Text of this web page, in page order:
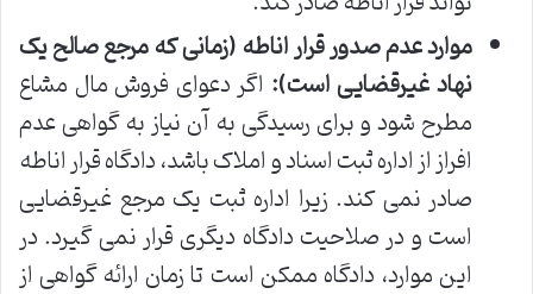
موارد عدم صدور قرار اناطه (زمانی که مرجع صالح یک
نهاد غیرقضایی است): اگر دعوای فروش مال مشاع
مطرح شود و برای رسیدگی به آن نیاز به گواهی عدم
افراز از اداره ثبت اسناد و املاک باشد، دادگاه قرار اناطه
صادر نمی کند. زیرا اداره ثبت یک مرجع غیرقضایی
است و در صلاحیت دادگاه دیگری قرار نمی گیرد. در
این موارد، دادگاه ممکن است تا زمان ارائه گواهی از